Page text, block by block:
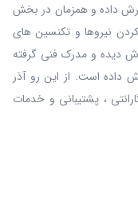
داده و همزمان در بخش
نیروها و تکنسین های
دیده و مدرک فنی گرفته
داده است. از این رو آذر
، پشتیبانی و خدمات